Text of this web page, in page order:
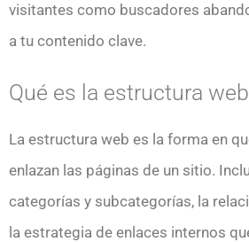
visitantes como buscadores
a tu contenido clave.
Qué es la estructura
La estructura web es la forma en
enlazan las páginas de un sitio.
categorías y subcategorías, la
la estrategia de enlaces internos